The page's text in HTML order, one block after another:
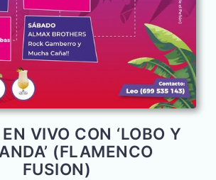
VIVO CON ‘LOBO Y
(FLAMENCO
FUSION)